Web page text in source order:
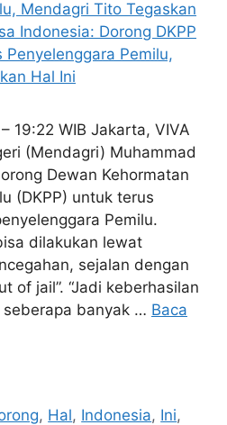
19:22 WIB Jakarta, VIVA
(Mendagri) Muhammad
Dewan Kehormatan
(DKPP) untuk terus
Pemilu.
dilakukan lewat
sejalan dengan
of jail”. “Jadi keberhasilan
banyak … Baca
, Hal, Indonesia, Ini,